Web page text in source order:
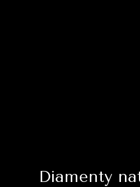
Diamenty